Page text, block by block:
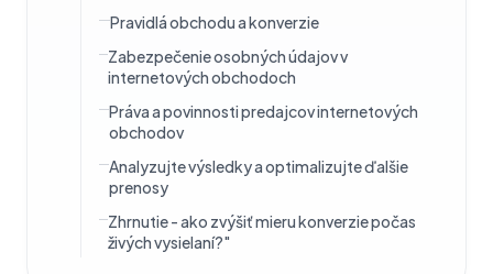
Pravidlá obchodu a konverzie
Zabezpečenie osobných údajov v
internetových obchodoch
Práva a povinnosti predajcov internetových
obchodov
Analyzujte výsledky a optimalizujte ďalšie
prenosy
Zhrnutie - ako zvýšiť mieru konverzie počas
živých vysielaní?"